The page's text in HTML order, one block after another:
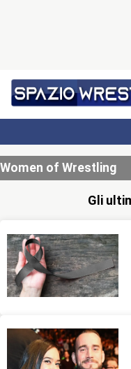
Women of Wrestling
Gli